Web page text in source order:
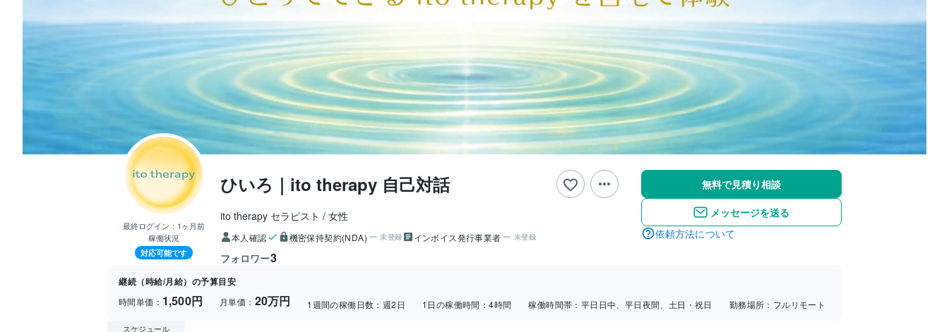
最終ログイン： 1ヶ月前
稼働状況
対応可能です
ひいろ｜ito therapy 自己対話
ito therapy セラピスト 女性
本人確認 機密保持契約(NDA) 未登録 インボイス発行事業者 未登録
フォロワー3
無料で見積り相談
メッセージを送る
依頼方法について
継続（時給/月給）の予算目安
時間単価： 1,500円 月単価： 20万円 1週間の稼働日数： 週2日 1日の稼働時間：4時間 稼働時間帯： 平日日中、平日夜間、土日・祝日 勤務場所： フルリモート
スケジュール